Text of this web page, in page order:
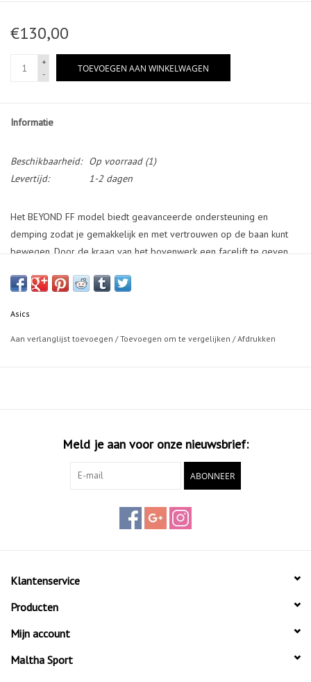
€130,00
+
-
TOEVOEGEN AAN WINKELWAGEN
Informatie
Beschikbaarheid: Op voorraad(1)
Levertijd:
1-2 dagen
Het BEYOND FF model biedt geavanceerde ondersteuning en
demping zodat je gemakkelijk en met vertrouwen op de baan kunt
bewegen. Door de kraag van het bovenwerk een facelift te geven
maken die meer ondersteuning biedt bij snelle bewegingen. Dit
Hierdoor kun je gemakkelijker versnellen en hogere sprongen
Asics
Aan verlanglijst toevoegen /Toevoegen om te vergelijken /Afdrukken
Meld je aan voor onze nieuwsbrief:
ABONNEER
Klantenservice
Producten
Mijn account
Maltha Sport